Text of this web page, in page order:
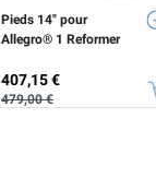
Pieds 14" pour
Allegro® 1 Reformer
Prix
407,15 € Prix de base
479,00 €